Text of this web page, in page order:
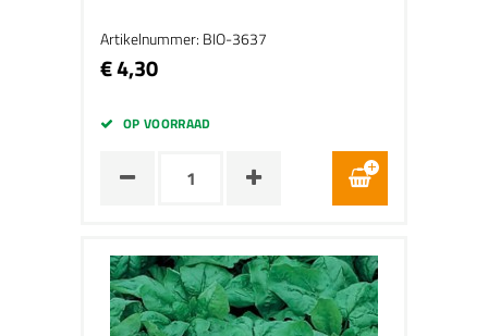
Artikelnummer: BIO-3637
€ 4,30
OP VOORRAAD